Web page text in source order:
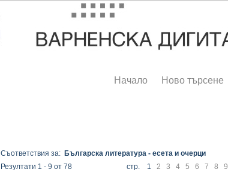
Начало Ново търсене
Съответствия за: Българска литература - есета и очерци
Резултати 1 - 9 от 78
стр. 1 2 3 4 5 6 7 8 9